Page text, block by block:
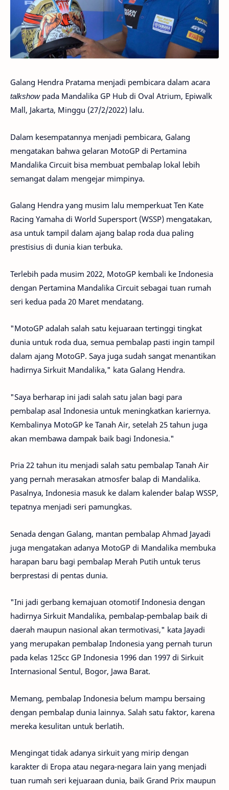
Galang Hendra Pratama menjadi pembicara dalam acara
talkshowpada Mandalika GP Hub di Oval Atrium, Epiwalk
Mall, Jakarta, Minggu (27/2/2022) lalu.
Dalam kesempatannya menjadi pembicara, Galang
mengatakan bahwa gelaran MotoGP di Pertamina
Mandalika Circuit bisa membuat pembalap lokal lebih
semangat dalam mengejar mimpinya.
Galang Hendra yang musim lalu memperkuat Ten Kate
Racing Yamaha di World Supersport (WSSP) mengatakan,
asa untuk tampil dalam ajang balap roda dua paling
prestisius di dunia kian terbuka.
Terlebih pada musim 2022, MotoGP kembali ke Indonesia
dengan Pertamina Mandalika Circuit sebagai tuan rumah
seri kedua pada 20 Maret mendatang.
"MotoGP adalah salah satu kejuaraan tertinggi tingkat
dunia untuk roda dua, semua pembalap pasti ingin tampil
dalam ajang MotoGP. Saya juga sudah sangat menantikan
hadirnya Sirkuit Mandalika," kata Galang Hendra.
"Saya berharap ini jadi salah satu jalan bagi para
pembalap asal Indonesia untuk meningkatkan kariernya.
Kembalinya MotoGP ke Tanah Air, setelah 25 tahun juga
akan membawa dampak baik bagi Indonesia."
Pria 22 tahun itu menjadi salah satu pembalap Tanah Air
yang pernah merasakan atmosfer balap di Mandalika.
Pasalnya, Indonesia masuk ke dalam kalender balap WSSP,
tepatnya menjadi seri pamungkas.
Senada dengan Galang, mantan pembalap Ahmad Jayadi
juga mengatakan adanya MotoGP di Mandalika membuka
harapan baru bagi pembalap Merah Putih untuk terus
berprestasi di pentas dunia.
"Ini jadi gerbang kemajuan otomotif Indonesia dengan
hadirnya Sirkuit Mandalika, pembalap-pembalap baik di
daerah maupun nasional akan termotivasi," kata Jayadi
yang merupakan pembalap Indonesia yang pernah turun
pada kelas 125cc GP Indonesia 1996 dan 1997 di Sirkuit
Internasional Sentul, Bogor, Jawa Barat.
Memang, pembalap Indonesia belum mampu bersaing
dengan pembalap dunia lainnya. Salah satu faktor, karena
mereka kesulitan untuk berlatih.
Mengingat tidak adanya sirkuit yang mirip dengan
karakter di Eropa atau negara-negara lain yang menjadi
tuan rumah seri kejuaraan dunia, baik Grand Prix maupun